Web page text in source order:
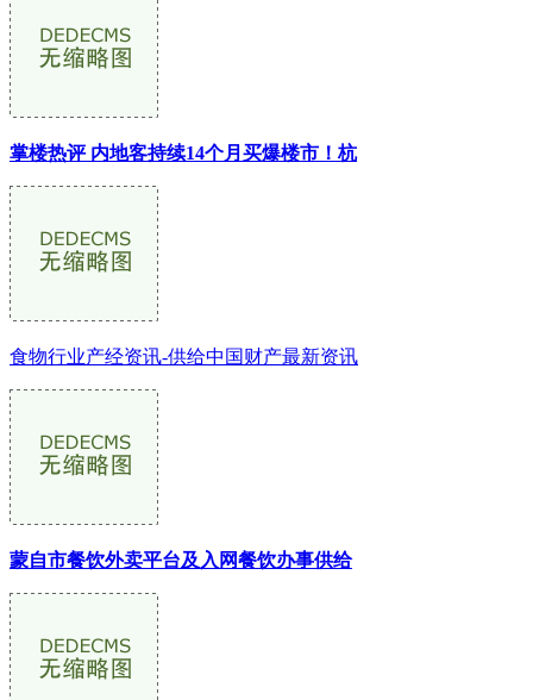
掌楼热评 内地客持续14个月买爆楼市！杭
食物行业产经资讯-供给中国财产最新资讯
蒙自市餐饮外卖平台及入网餐饮办事供给